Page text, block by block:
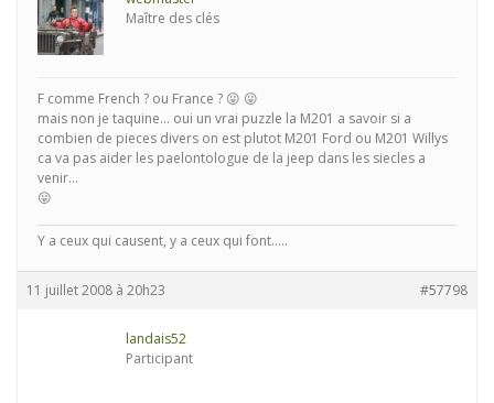
Maître des clés
F comme French ? ou France ? 😛 😛
mais non je taquine… oui un vrai puzzle la M201 a savoir si a
combien de pieces divers on est plutot M201 Ford ou M201 Willys
ca va pas aider les paelontologue de la jeep dans les siecles a
venir…
😛
Y a ceux qui causent, y a ceux qui font.....
11 juillet 2008 à 20h23 #57798
landais52
Participant